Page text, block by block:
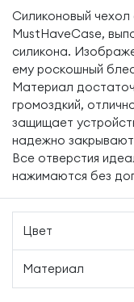
Силиконовый
MustHaveCase,
силикона.
ему роскошный
Материал
громоздкий,
защищает
надежно
Все отверстия
нажимаются без
Цвет
Материал